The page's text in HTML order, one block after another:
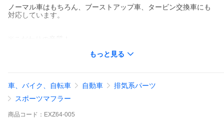
ノーマル車はもちろん、ブーストアップ車、タービン交換車にも
対応しています。
楕円サイレンサーを使用し、音量は抑えつつ踏み込んだ時は
※純正アクセサリー/社外品を問わず、マッドフラップ装着車は
適合未確認です（干渉の恐れがあります）※
※軽規格新型ジムニーＪＢ６４Ｗ ＡＴ車/ＭＴ車対応。 ＪＢ７
もっと見る
車、バイク、自転車 自動車
排気系パーツ
スポーツマフラー
商品 コード： EXZ64-005